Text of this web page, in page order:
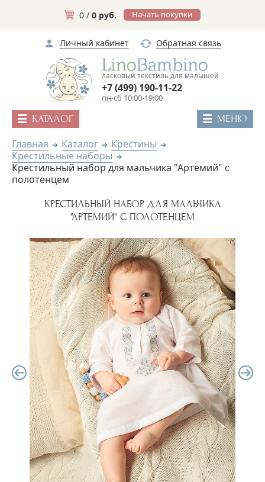
0 / 0 руб. Начать покупки
Личный кабинет Обратная связь
ласковый текстиль для малышей
пн-сб 10:00-19:00
+7 (499) 190-11-22
КАТАЛОГ МЕНЮ
Главная Каталог
Крестины
Крестильные наборы
Крестильный набор для мальчика "Артемий" с
полотенцем
КРЕСТИЛЬНЫЙ НАБОР ДЛЯ МАЛЬЧИКА
"АРТЕМИЙ" С ПОЛОТЕНЦЕМ